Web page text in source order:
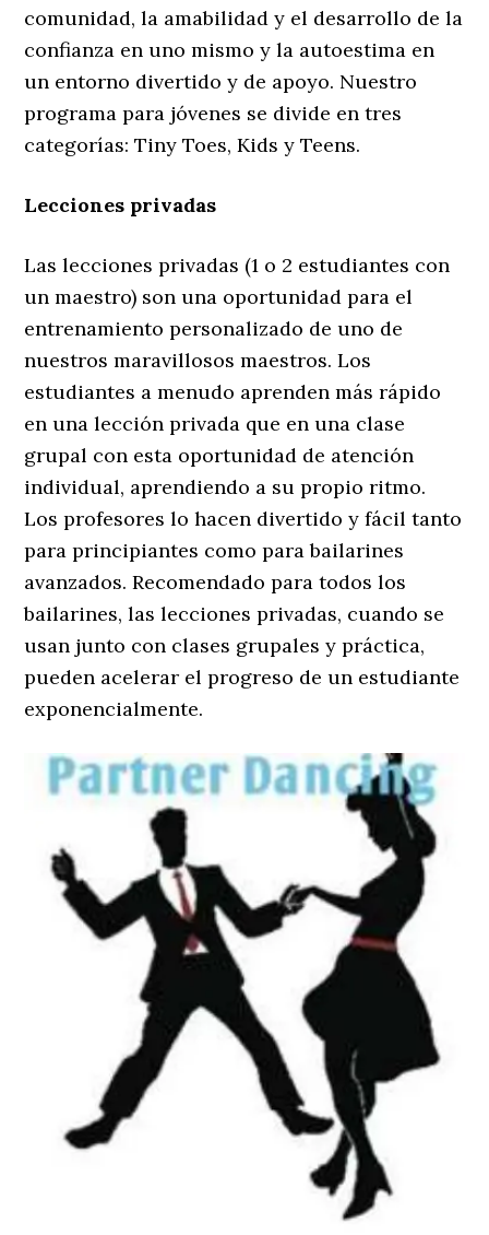
comunidad, la amabilidad y el desarrollo de la
confianza en uno mismo y la autoestima en
un entorno divertido y de apoyo. Nuestro
programa para jóvenes se divide en tres
categorías: Tiny Toes, Kids y Teens.
Lecciones privadas
Las lecciones privadas (1 o 2 estudiantes con
un maestro) son una oportunidad para el
entrenamiento personalizado de uno de
nuestros maravillosos maestros. Los
estudiantes a menudo aprenden más rápido
en una lección privada que en una clase
grupal con esta oportunidad de atención
individual, aprendiendo a su propio ritmo.
Los profesores lo hacen divertido y fácil tanto
para principiantes como para bailarines
avanzados. Recomendado para todos los
bailarines, las lecciones privadas, cuando se
usan junto con clases grupales y práctica,
pueden acelerar el progreso de un estudiante
exponencialmente.